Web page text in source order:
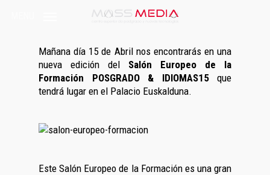
Mañana día 15 de Abril nos encontrarás en una
nueva edición del Salón Europeo de la
Formación POSGRADO & IDIOMAS15 que
tendrá lugar en el Palacio Euskalduna.
Este Salón Europeo de la Formación es una gran